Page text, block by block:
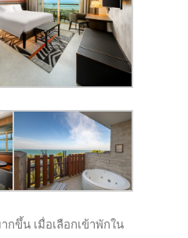
กขึ้น เมื่อเลือกเข้าพักใน